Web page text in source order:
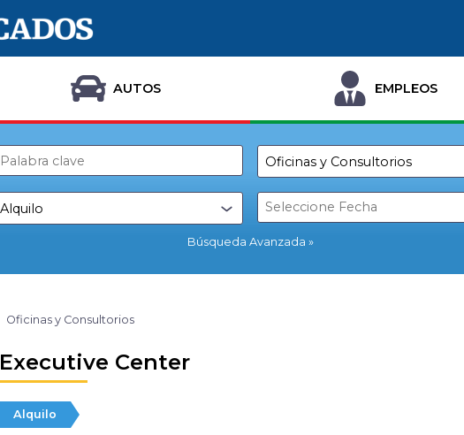
AUTOS EMPLEOS
Búsqueda Avanzada
Oficinas y Consultorios
Executive Center
Alquilo